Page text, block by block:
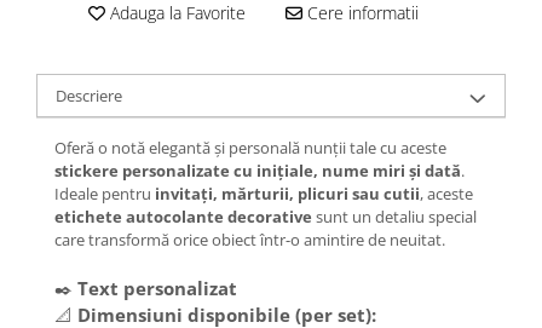
Adauga la Favorite Cere informatii
Descriere
Oferă o notă elegantă și personală nunții tale cu aceste
stickere personalizate cu inițiale, nume miri și dată.
Ideale pentru invitați, mărturii, plicuri sau cutii, aceste
etichete autocolante decorative sunt un detaliu special
care transformă orice obiect într-o amintire de neuitat.
✒️ Text personalizat
📐 Dimensiuni disponibile (per set):